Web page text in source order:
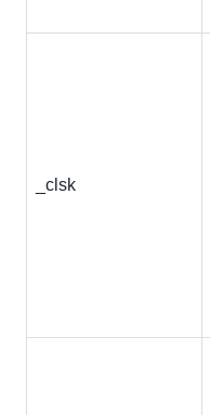
_clsk